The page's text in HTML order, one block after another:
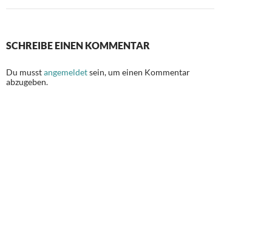
SCHREIBE EINEN KOMMENTAR
Du musstangemeldetsein, um einen Kommentar
abzugeben.